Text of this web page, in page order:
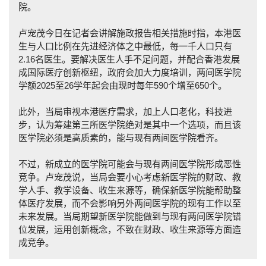
院。
卢宠茂今日在记者会讲解施政报告相关措施时指，本港医
生与人口比例在先进经济体之中最低，每一千人口只有
2.16名医生。要解决医生人手不足问题，并配合香港发展
成国际医疗创新枢纽，政府会加大力度培训，两间医学院
学额2025至26学年起会由现时每年590个增至650个。
此外，当局审视本港医疗需求，加上人口老化，科技进
步，认为筹建第三所医学院绝对是其中一个选项，而且该
医学院必须是高质素的，能与现有两间医学院看齐。
不过，新成立的医学院可能会与现有两间医学院形成恶性
竞争。卢宠茂说，当局会要小心考虑新医学院的财政、教
学人手、教学设备、收生来源等，确保新医学院能帮助整
体医疗发展，而不会影响另外两间医学院的现有工作以至
未来发展。当局期望新医学院能做到与现有两间医学院错
位发展，运用创新概念，不致在财政、收生来源等方面造
成竞争。